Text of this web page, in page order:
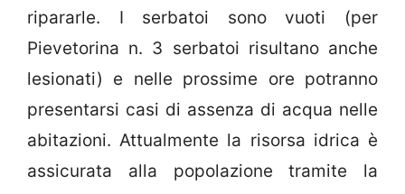
ripararle. I serbatoi sono vuoti (per
Pievetorina n. 3 serbatoi risultano anche
lesionati) e nelle prossime ore potranno
presentarsi casi di assenza di acqua nelle
abitazioni. Attualmente la risorsa idrica è
assicurata alla popolazione tramite la